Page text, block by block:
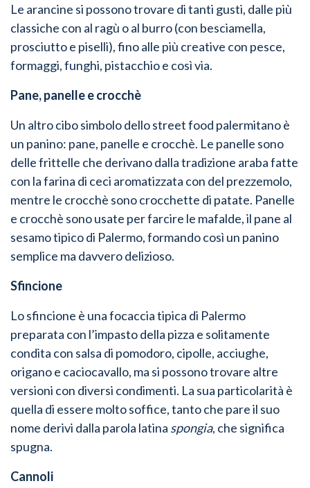
Le arancine si possono trovare di tanti gusti, dalle più
classiche con al ragù o al burro (con besciamella,
prosciutto e piselli), fino alle più creative con pesce,
formaggi, funghi, pistacchio e così via.
Pane, panelle e crocchè
Un altro cibo simbolo dello street food palermitano è
un panino: pane, panelle e crocchè. Le panelle sono
delle frittelle che derivano dalla tradizione araba fatte
con la farina di ceci aromatizzata con del prezzemolo,
mentre le crocchè sono crocchette di patate. Panelle
e crocchè sono usate per farcire le mafalde, il pane al
sesamo tipico di Palermo, formando così un panino
semplice ma davvero delizioso.
Sfincione
Lo sfincione è una focaccia tipica di Palermo
preparata con l’impasto della pizza e solitamente
condita con salsa di pomodoro, cipolle, acciughe,
origano e caciocavallo, ma si possono trovare altre
versioni con diversi condimenti. La sua particolarità è
quella di essere molto soffice, tanto che pare il suo
nome derivi dalla parola latina spongia, che significa
spugna.
Cannoli